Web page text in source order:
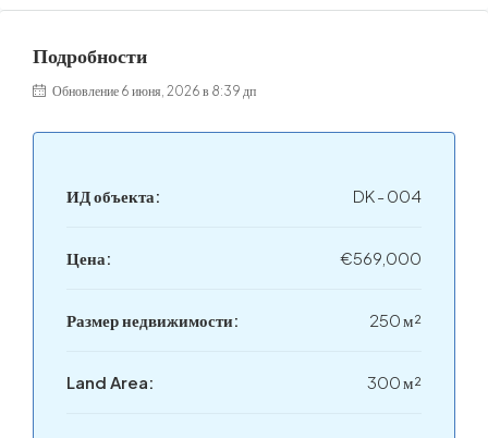
Подробности
Обновление 6 июня, 2026 в 8:39 дп
ИД объекта: DK - 004
Цена: €569,000
Размер недвижимости: 250 м²
Land Area: 300 м²